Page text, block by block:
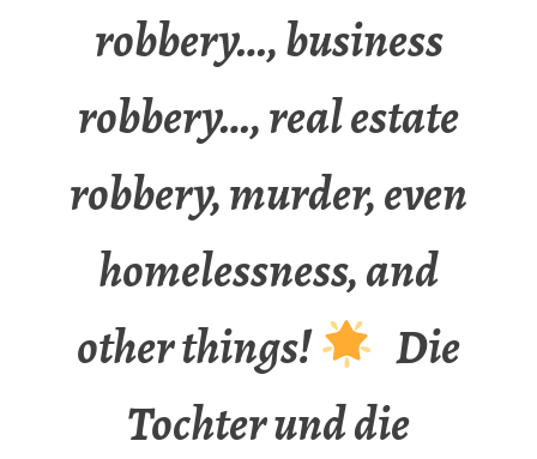
robbery…, business
robbery…, real estate
robbery, murder, even
homelessness, and
other things!
Die
Tochter und die